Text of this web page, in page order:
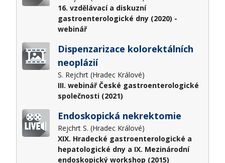
16. vzdělávací a diskuzní
gastroenterologické dny (2020) -
webinář
Dispenzarizace kolorektálních
neoplázií
S. Rejchrt (Hradec Králové)
III. webinář České gastroenterologické
společnosti (2021)
Endoskopická nekrektomie
Rejchrt S. (Hradec Králové)
XIX. Hradecké gastroenterologické a
hepatologické dny a IX. Mezinárodní
endoskopický workshop (2015)